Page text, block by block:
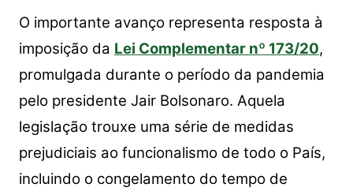
O importante avanço representa resposta à
imposição da Lei Complementar nº 173/20,
promulgada durante o período da pandemia
pelo presidente Jair Bolsonaro. Aquela
legislação trouxe uma série de medidas
prejudiciais ao funcionalismo de todo o País,
incluindo o congelamento do tempo de